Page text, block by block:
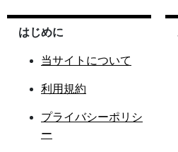
はじめに
当サイトについて
利用規約
プライバシーポリシ
ー